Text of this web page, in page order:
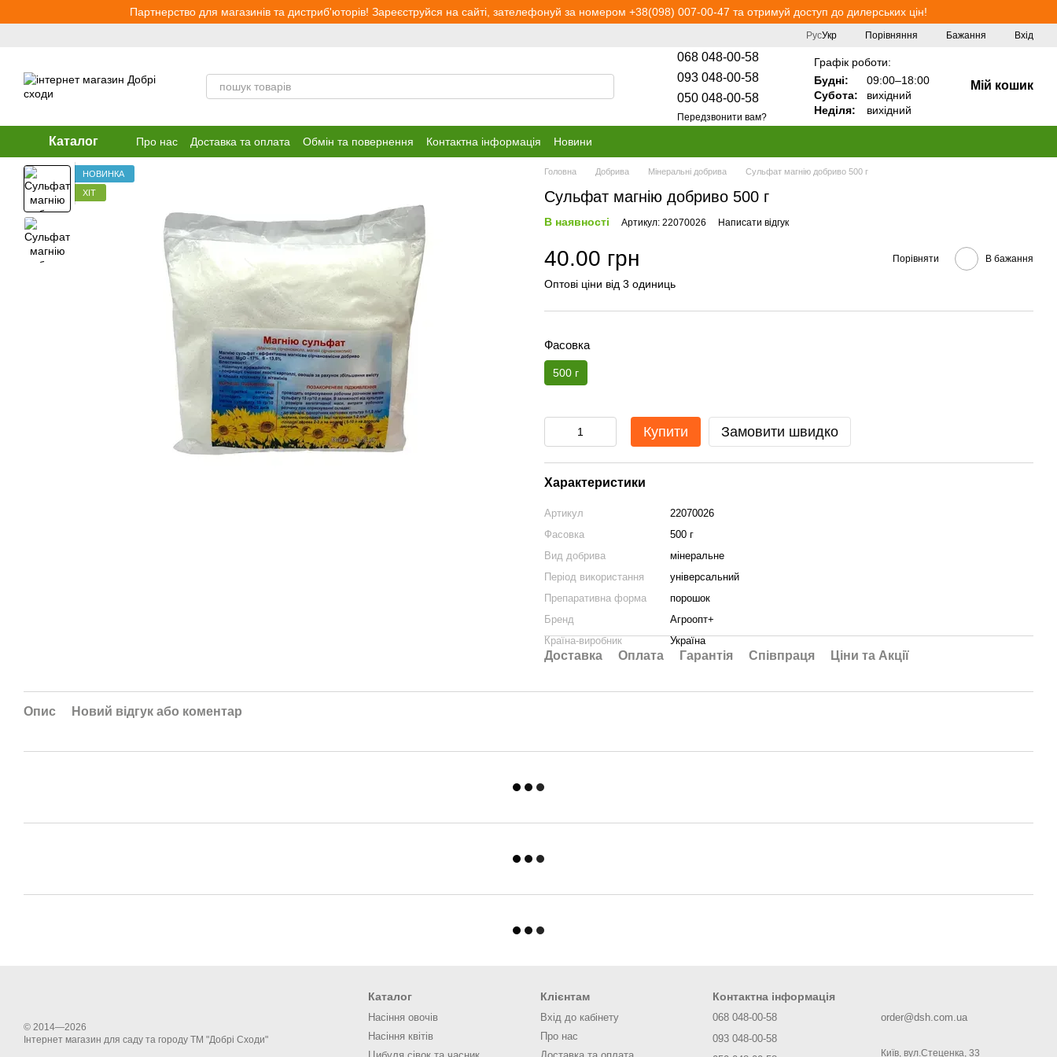
Перейти до основного контентуПартнерство для магазинів та дистриб'юторів! Зареєструйся на сайті, зателефонуй за номером +38(098) 007-00-47 та отримуй доступ до дилерських цін!
РусУкр Порівняння Бажання Вхід
068 048-00-58
093 048-00-58
050 048-00-58
Передзвонити вам?
Графік роботи:
Будні:
09:00–18:00
Субота:
вихідний
Неділя:
вихідний
Мій кошик
Каталог Про нас Доставка та оплата Обмін та повернення Контактна інформація Новини
НОВИНКА
ХІТ
Головна Добрива Мінеральні добрива Сульфат магнію добриво 500 г
Сульфат магнію добриво 500 г
В наявності Артикул: 22070026 Написати відгук
40.00 грн Порівняти В бажання
Оптові ціни від 3 одиниць
Фасовка
500 г
Купити Замовити швидко
Характеристики
Артикул
22070026
Фасовка
500 г
Вид добрива
мінеральне
Період використання
універсальний
Препаративна форма
порошок
Бренд
Агроопт+
Країна-виробник
Україна
Доставка Оплата Гарантія Співпраця Ціни та Акції
Опис Новий відгук або коментар
© 2014—2026
Інтернет магазин для саду та городу ТМ "Добрі Сходи"
Каталог
Насіння овочів
Насіння квітів
Клієнтам
Вхід до кабінету
Про нас
Контактна інформація
068 048-00-58
093 048-00-58
order@dsh.com.ua
Київ, вул.Стеценка, 33